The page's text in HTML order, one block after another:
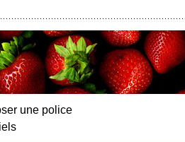
une police